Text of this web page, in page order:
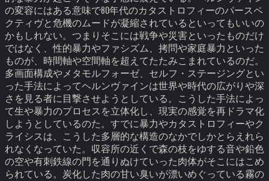
の変容にはある意味で80年代のカタストロフィーのパースペ
クティヴと危機のムードが凝縮されているといってもいいの
かもしれない。つまりそこには戦争や災害といったものだけ
ではなく、性的暴力やファシズム、拷問や家庭暴力といった
ものが、時間軸や空間軸を超えてたたみこまれているのだ。
多画面構成やメタモルフォーゼ、セルフ・ステージングとい
った手法によってヘルンヴァインは世界や時代の広がりや深
さを見る者に目撃させようとしている。こうした手法によっ
て生や暴力のプロセスを立体化し、現実の感覚を再ドラマ化
しようとしているのた。すでに暴力やカタストロフィーやク
ライシスは、こうした多層的な構造のなかでしかとらえれら
れなくなっていた。 収容所の近くで森の枝をゆする音や鉛色
の空や有刺鉄線の門を通りぬけていった肉体がそこにはこめ
られている。炭化した肉の甘い臭いが漂いめぐっている霧の